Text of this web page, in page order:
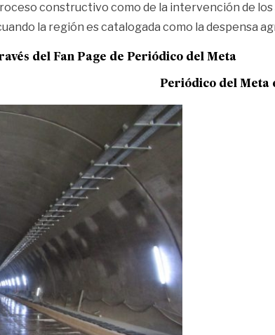
constructivo como de la intervención de
la región es catalogada como la despensa
del Fan Page de Periódico del Meta
Periódico del Meta